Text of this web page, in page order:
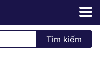
Tìm kiếm